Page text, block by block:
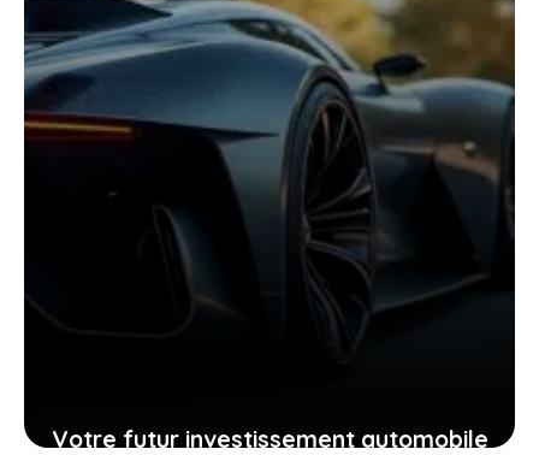
25 janvier 2026
Votre futur investissement automobile